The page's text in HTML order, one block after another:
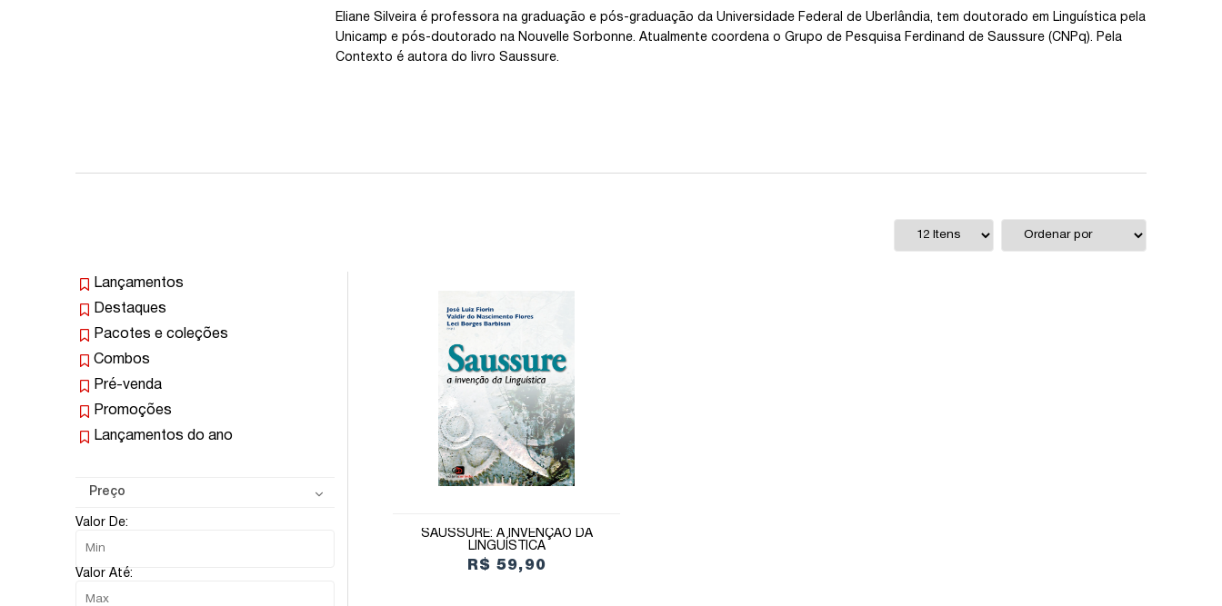
Eliane Silveira é professora na graduação e pós-graduação da Universidade Federal de Uberlândia, tem doutorado em Linguística pela
Unicamp e pós-doutorado na Nouvelle Sorbonne. Atualmente coordena o Grupo de Pesquisa Ferdinand de Saussure (CNPq). Pela
Contexto é autora do livro Saussure.
Lançamentos
Destaques
Pacotes e coleções
Combos
Pré-venda
Promoções
Lançamentos do ano
Preço
Valor De:
Valor Até:
SAUSSURE: A INVENÇÃO DA
LINGUÍSTICA
R$ 59,90